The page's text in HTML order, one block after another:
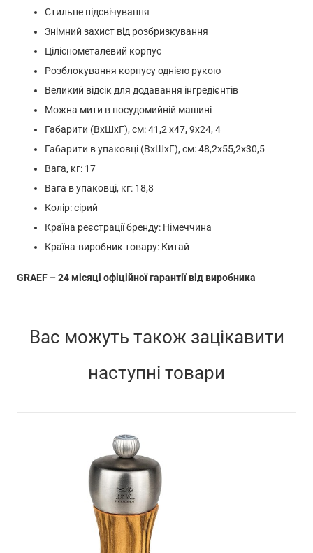
Стильне підсвічування
Знімний захист від розбризкування
Ціліснометалевий корпус
Розблокування корпусу однією рукою
Великий відсік для додавання інгредієнтів
Можна мити в посудомийній машині
Габарити (ВхШхГ), см: 41,2 х47, 9х24, 4
Габарити в упаковці (ВхШхГ), см: 48,2х55,2х30,5
Вага, кг: 17
Вага в упаковці, кг: 18,8
Колір: сірий
Країна реєстрації бренду: Німеччина
Країна-виробник товару: Китай
GRAEF – 24 місяці офіційної гарантії від виробника
Вас можуть також зацікавити
наступні товари